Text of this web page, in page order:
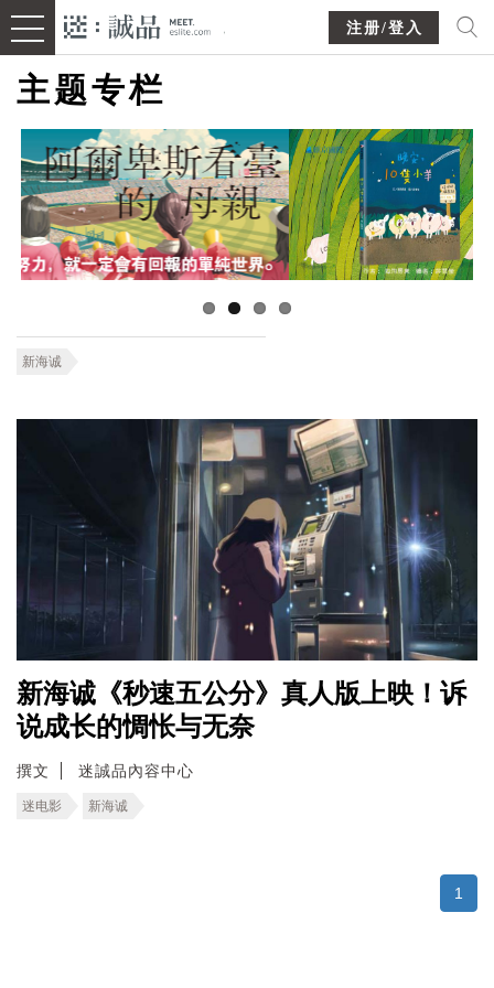
注册/登入
主题专栏
新海诚
新海诚《秒速五公分》真人版上映！诉
说成长的惆怅与无奈
撰文 迷誠品內容中心
迷电影 新海诚
1